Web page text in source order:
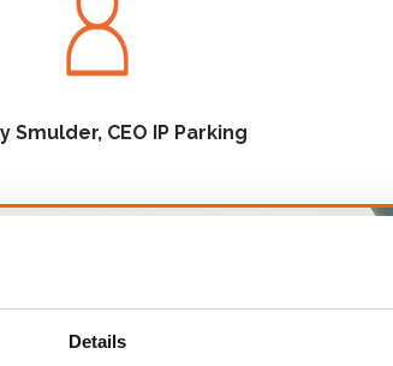
Details
Smulder, CEO IP Parking